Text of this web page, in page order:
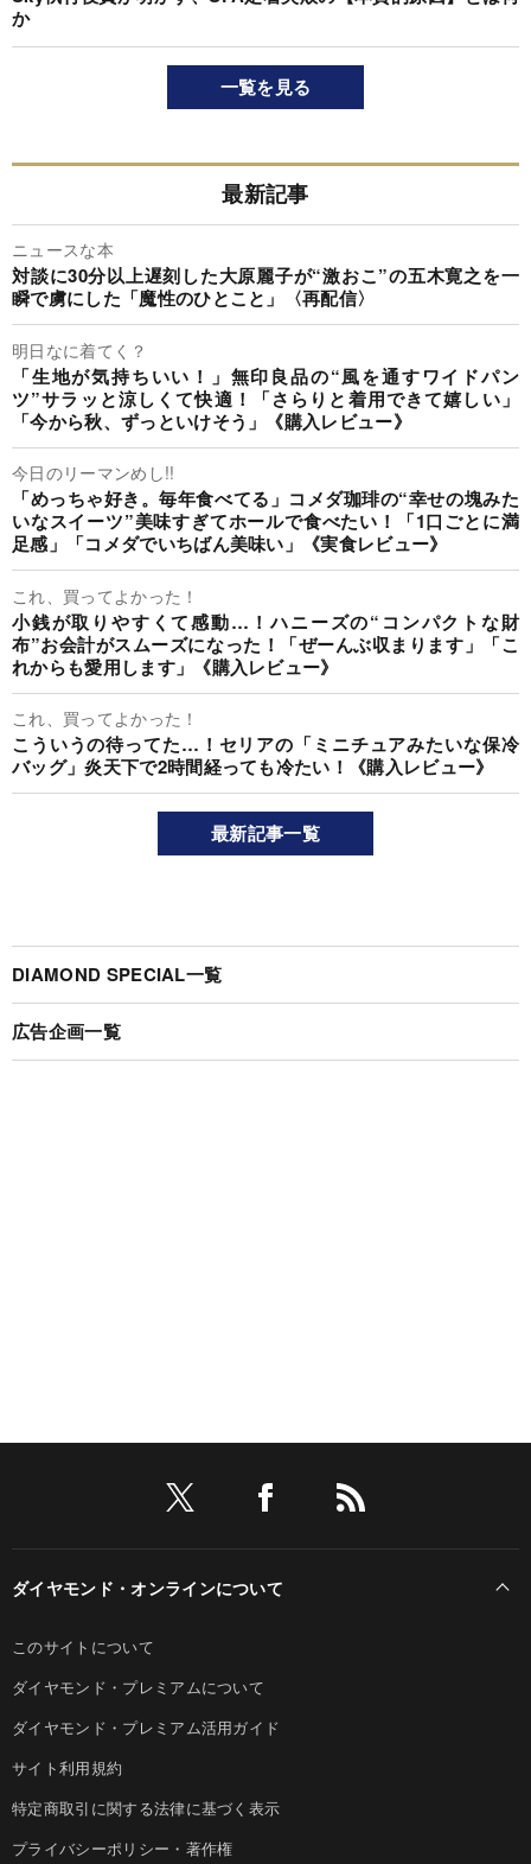
か
一覧を見る
最新記事
ニュースな本
対談に30分以上遅刻した大原麗子が“激おこ”の五木寛之を一
瞬で虜にした「魔性のひとこと」〈再配信〉
明日なに着てく？
「生地が気持ちいい！」無印良品の“風を通すワイドパン
ツ”サラッと涼しくて快適！「さらりと着用できて嬉しい」
「今から秋、ずっといけそう」《購入レビュー》
今日のリーマンめし!!
「めっちゃ好き。毎年食べてる」コメダ珈琲の“幸せの塊みた
いなスイーツ”美味すぎてホールで食べたい！「1口ごとに満
足感」「コメダでいちばん美味い」《実食レビュー》
これ、買ってよかった！
小銭が取りやすくて感動…！ハニーズの“コンパクトな財
布”お会計がスムーズになった！「ぜーんぶ収まります」「こ
れからも愛用します」《購入レビュー》
これ、買ってよかった！
こういうの待ってた…！セリアの「ミニチュアみたいな保冷
バッグ」炎天下で2時間経っても冷たい！《購入レビュー》
最新記事一覧
DIAMOND SPECIAL一覧
広告企画一覧
ダイヤモンド・オンラインについて
このサイトについて
ダイヤモンド・プレミアムについて
ダイヤモンド・プレミアム活用ガイド
サイト利用規約
特定商取引に関する法律に基づく表示
プライバシーポリシー・著作権